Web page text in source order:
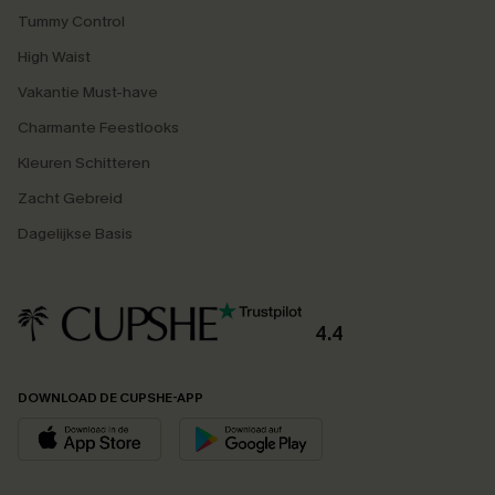
Tummy Control
High Waist
Vakantie Must-have
Charmante Feestlooks
Kleuren Schitteren
Zacht Gebreid
Dagelijkse Basis
4.4
DOWNLOAD DE CUPSHE-APP